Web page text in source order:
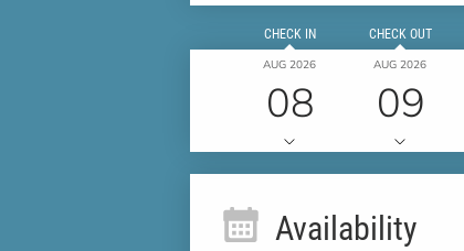
CHECK IN
AUG 2026
08
CHECK OUT
AUG 2026
09
Availability